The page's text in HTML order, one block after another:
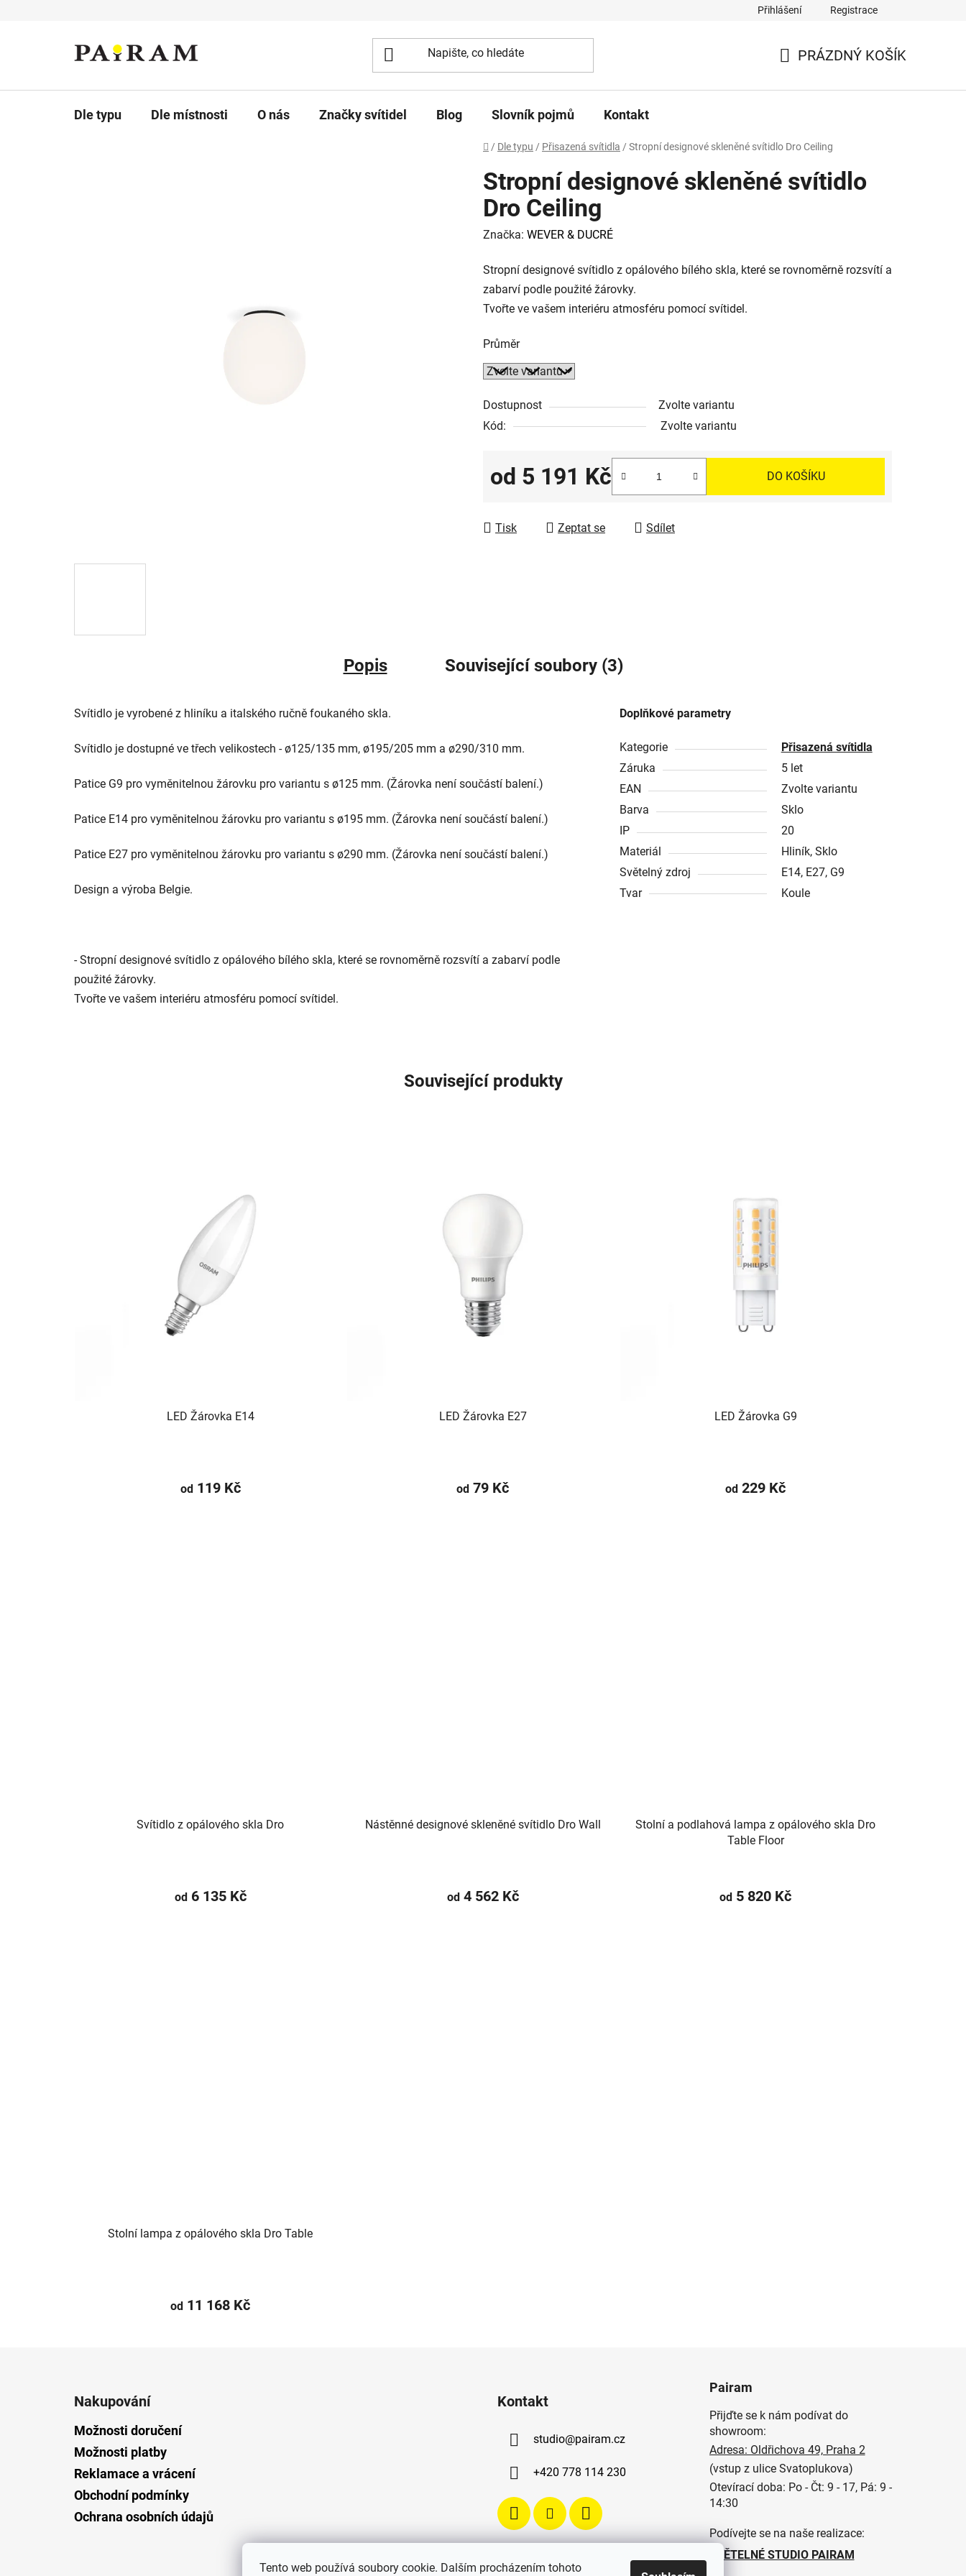
Tento web používá soubory cookie. Dalším procházením tohoto
Přihlášení Registrace
PRÁZDNÝ KOŠÍK
Dle typu Dle místnosti O nás Značky svítidel Blog Slovník pojmů Kontakt
Domů
/ Dle typu / Přisazená svítidla / Stropní designové skleněné svítidlo Dro Ceiling
Stropní designové skleněné svítidlo
Dro Ceiling
Značka: WEVER & DUCRÉ
Stropní designové svítidlo z opálového bílého skla, které se rovnoměrně rozsvítí a
zabarví podle použité žárovky.
Tvořte ve vašem interiéru atmosféru pomocí svítidel.
Průměr
Dostupnost
Zvolte variantu
Kód:
Zvolte variantu
od 5 191 Kč DO KOŠÍKU
Tisk Zeptat se Sdílet
Popis Související soubory (3)
Svítidlo je vyrobené z hliníku a italského ručně foukaného skla.
Svítidlo je dostupné ve třech velikostech - ø125/135 mm, ø195/205 mm a ø290/310 mm.
Patice G9 pro vyměnitelnou žárovku pro variantu s ø125 mm. (Žárovka není součástí balení.)
Patice E14 pro vyměnitelnou žárovku pro variantu s ø195 mm. (Žárovka není součástí balení.)
Patice E27 pro vyměnitelnou žárovku pro variantu s ø290 mm. (Žárovka není součástí balení.)
Design a výroba Belgie.
-Stropní designové svítidlo z opálového bílého skla, které se rovnoměrně rozsvítí a zabarví podle
použité žárovky.
Tvořte ve vašem interiéru atmosféru pomocí svítidel.
Doplňkové parametry
Kategorie
Přisazená svítidla
Záruka
5 let
EAN
Zvolte variantu
Barva
Sklo
IP
20
Materiál
Hliník, Sklo
Světelný zdroj
E14, E27, G9
Tvar
Koule
Související produkty
LED Žárovka E14
od119 Kč
LED Žárovka E27
od 79 Kč
LED Žárovka G9
od 229 Kč
Svítidlo z opálového skla Dro
od6 135 Kč
Nástěnné designové skleněné svítidlo Dro Wall
od4 562 Kč
Stolní a podlahová lampa z opálového skla Dro
Table Floor
od 5 820 Kč
Stolní lampa z opálového skla Dro Table
od 11 168 Kč
Nakupování
Možnosti doručení
Možnosti platby
Reklamace a vrácení
Obchodní podmínky
Ochrana osobních údajů
Kontakt
studio@pairam.cz
+420 778 114 230
Pairam
Přijďte se k nám podívat do
showroom:
Adresa: Oldřichova 49, Praha 2
(vstup z ulice Svatoplukova)
Otevírací doba: Po - Čt: 9 - 17, Pá: 9 -
14:30
Podívejte se na naše realizace:
SVĚTELNÉ STUDIO PAIRAM